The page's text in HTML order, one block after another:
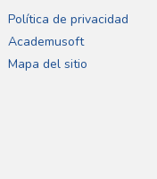
Política de privacidad
Academusoft
Mapa del sitio